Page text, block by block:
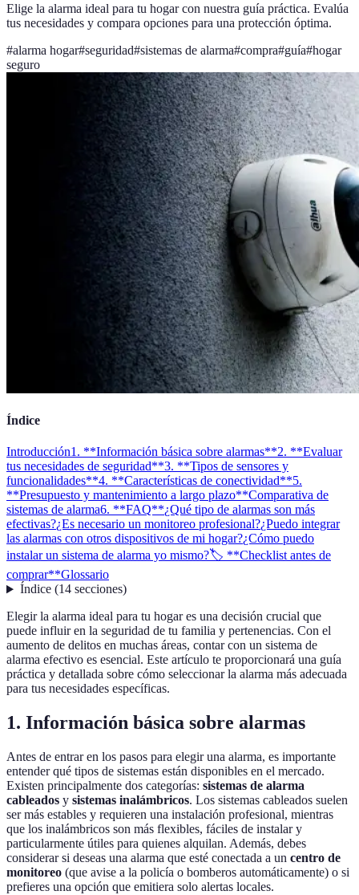
Elige la alarma ideal para tu hogar con nuestra guía práctica. Evalúa
tus necesidades y compara opciones para una protección óptima.
#alarma hogar#seguridad#sistemas de alarma#compra#guía#hogar
seguro
Índice
Introducción1. **Información básica sobre alarmas**2. **Evaluar
tus necesidades de seguridad**3. **Tipos de sensores y
funcionalidades**4. **Características de conectividad**5.
**Presupuesto y mantenimiento a largo plazo**Comparativa de
sistemas de alarma6. **FAQ**¿Qué tipo de alarmas son más
efectivas?¿Es necesario un monitoreo profesional?¿Puedo integrar
las alarmas con otros dispositivos de mi hogar?¿Cómo puedo
instalar un sistema de alarma yo mismo?🏷️ **Checklist antes de
comprar**Glossario
Índice(14 secciones)
Elegir la alarma ideal para tu hogar es una decisión crucial que
puede influir en la seguridad de tu familia y pertenencias. Con el
aumento de delitos en muchas áreas, contar con un sistema de
alarma efectivo es esencial. Este artículo te proporcionará una guía
práctica y detallada sobre cómo seleccionar la alarma más adecuada
para tus necesidades específicas.
1. Información básica sobre alarmas
Antes de entrar en los pasos para elegir una alarma, es importante
entender qué tipos de sistemas están disponibles en el mercado.
Existen principalmente dos categorías: sistemas de alarma
cableados y sistemas inalámbricos. Los sistemas cableados suelen
ser más estables y requieren una instalación profesional, mientras
que los inalámbricos son más flexibles, fáciles de instalar y
particularmente útiles para quienes alquilan. Además, debes
considerar si deseas una alarma que esté conectada a un centro de
monitoreo (que avise a la policía o bomberos automáticamente) o si
prefieres una opción que emitiera solo alertas locales.